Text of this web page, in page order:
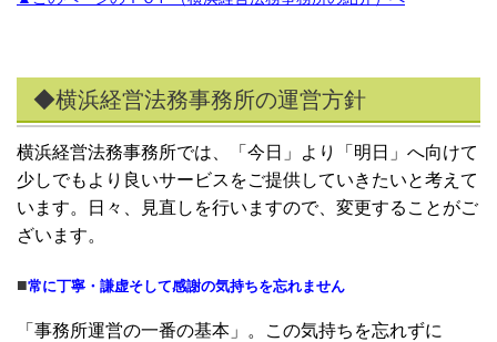
◆横浜経営法務事務所の運営方針
横浜経営法務事務所では、「今日」より「明日」へ向けて
少しでもより良いサービスをご提供していきたいと考えて
います。日々、見直しを行いますので、変更することがご
ざいます。
■常に丁寧・謙虚そして感謝の気持ちを忘れません
「事務所運営の一番の基本」。この気持ちを忘れずに